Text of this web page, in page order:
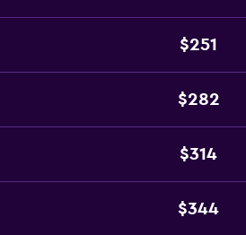
$251
$282
$314
$344